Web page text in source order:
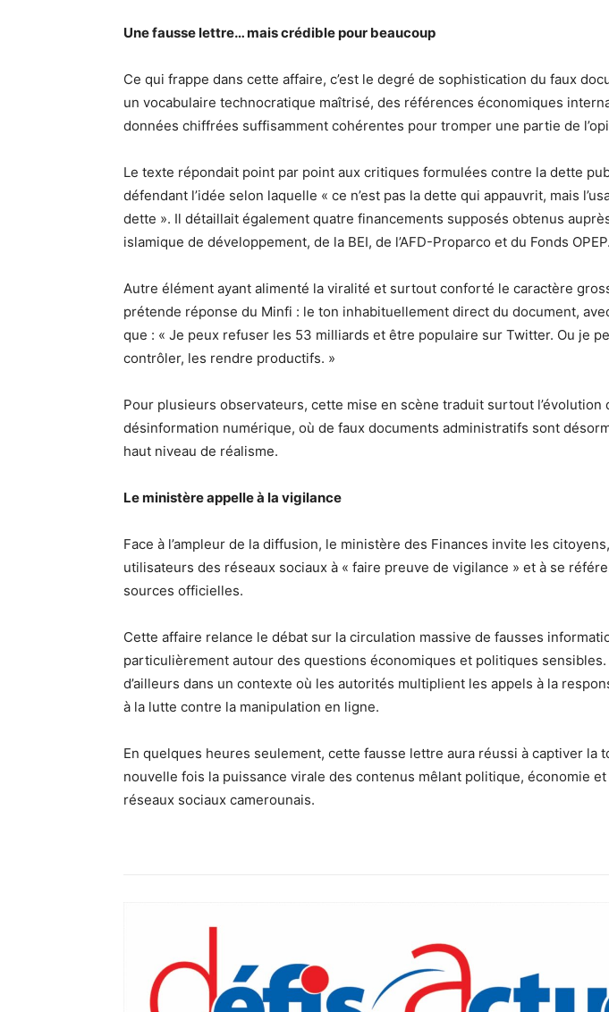
Une fausse lettre… mais crédible pour beaucoup
Ce qui frappe dans cette affaire, c’est le degré de sophistication du faux
un vocabulaire technocratique maîtrisé, des références économiques
données chiffrées suffisamment cohérentes pour tromper une partie de
Le texte répondait point par point aux critiques formulées contre la dette
défendant l’idée selon laquelle « ce n’est pas la dette qui appauvrit, mais
dette ». Il détaillait également quatre financements supposés obtenus
islamique de développement, de la BEI, de l’AFD-Proparco et du Fonds OPEP.
Autre élément ayant alimenté la viralité et surtout conforté le caractère
prétende réponse du Minfi : le ton inhabituellement direct du document,
que : « Je peux refuser les 53 milliards et être populaire sur Twitter. Ou je
contrôler, les rendre productifs. »
Pour plusieurs observateurs, cette mise en scène traduit surtout l’évolution
désinformation numérique, où de faux documents administratifs sont
haut niveau de réalisme.
Le ministère appelle à la vigilance
Face à l’ampleur de la diffusion, le ministère des Finances invite les
utilisateurs des réseaux sociaux à « faire preuve de vigilance » et à se
sources officielles.
Cette affaire relance le débat sur la circulation massive de fausses
particulièrement autour des questions économiques et politiques
d’ailleurs dans un contexte où les autorités multiplient les appels à la
à la lutte contre la manipulation en ligne.
En quelques heures seulement, cette fausse lettre aura réussi à captiver la
nouvelle fois la puissance virale des contenus mêlant politique, économie
réseaux sociaux camerounais.